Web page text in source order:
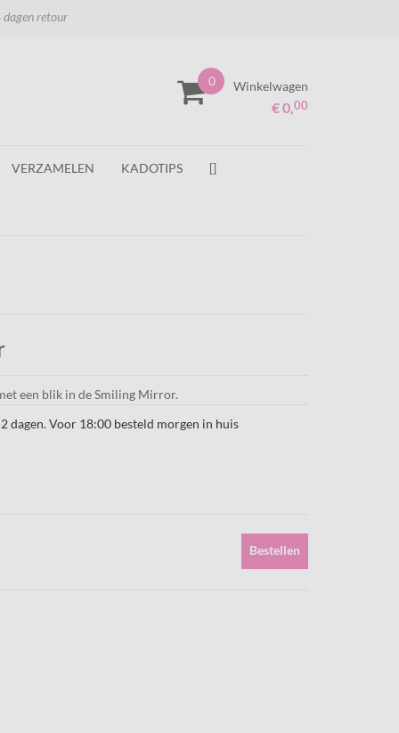
retour
0 Winkelwagen
€ 0,00
VERZAMELEN KADOTIPS []
een blik in de Smiling Mirror.
dagen. Voor 18:00 besteld morgen in huis
Bestellen